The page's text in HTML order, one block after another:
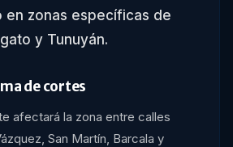
en zonas específicas de
y Tunuyán.
de cortes
afectará la zona entre calles
San Martín, Barcala y